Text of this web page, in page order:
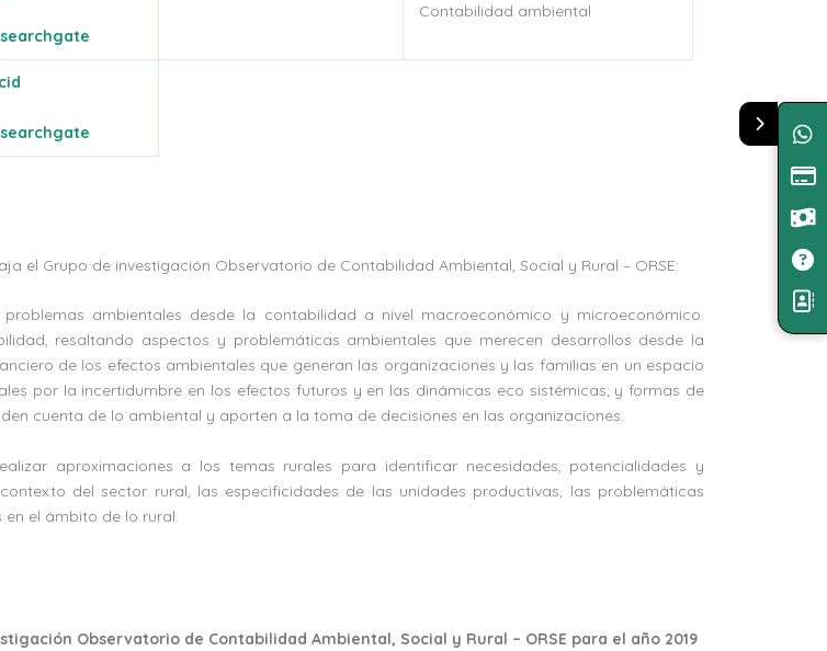
Contabilidad ambiental
el Grupo de investigación Observatorio de Contabilidad Ambiental, Social y Rural – ORSE:
ambientales desde la contabilidad a nivel macroeconómico y microeconómico.
resaltando aspectos y problemáticas ambientales que merecen desarrollos desde la
de los efectos ambientales que generan las organizaciones y las familias en un espacio
por la incertidumbre en los efectos futuros y en las dinámicas eco sistémicas; y formas de
cuenta de lo ambiental y aporten a la toma de decisiones en las organizaciones.
aproximaciones a los temas rurales para identificar necesidades, potencialidades y
del sector rural, las especificidades de las unidades productivas, las problemáticas
el ámbito de lo rural.
Observatorio de Contabilidad Ambiental, Social y Rural – ORSE para el año 2019